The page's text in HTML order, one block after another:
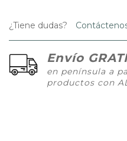
¿Tiene dudas?
Envío
en península a
productos con